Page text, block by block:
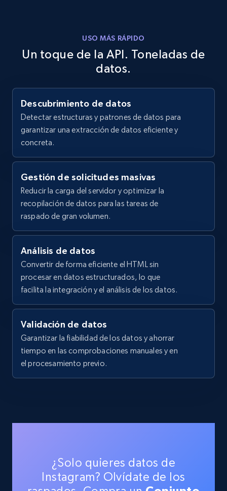
price, Currency, Availability, Reviews count, and
more.
Amazon products - Collects products by
specific keywords
Title, Seller name, Brand, Description, Initial
more.
5.7K+
Title, Seller name, Brand, Description, Initial
more.
35.3K+ 5.7K+ Prueba gratuita
more.
USO MÁS RÁPIDO
Un toque de la API. Toneladas de
datos.
Descubrimiento de datos
Detectar estructuras y patrones de datos para
garantizar una extracción de datos eficiente y
concreta.
Gestión de solicitudes masivas
Reducir la carga del servidor y optimizar la
recopilación de datos para las tareas de
raspado de gran volumen.
Análisis de datos
Convertir de forma eficiente el HTML sin
procesar en datos estructurados, lo que
facilita la integración y el análisis de los datos.
Validación de datos
Garantizar la fiabilidad de los datos y ahorrar
tiempo en las comprobaciones manuales y en
el procesamiento previo.
¿Solo quieres datos de
Instagram? Olvídate de los